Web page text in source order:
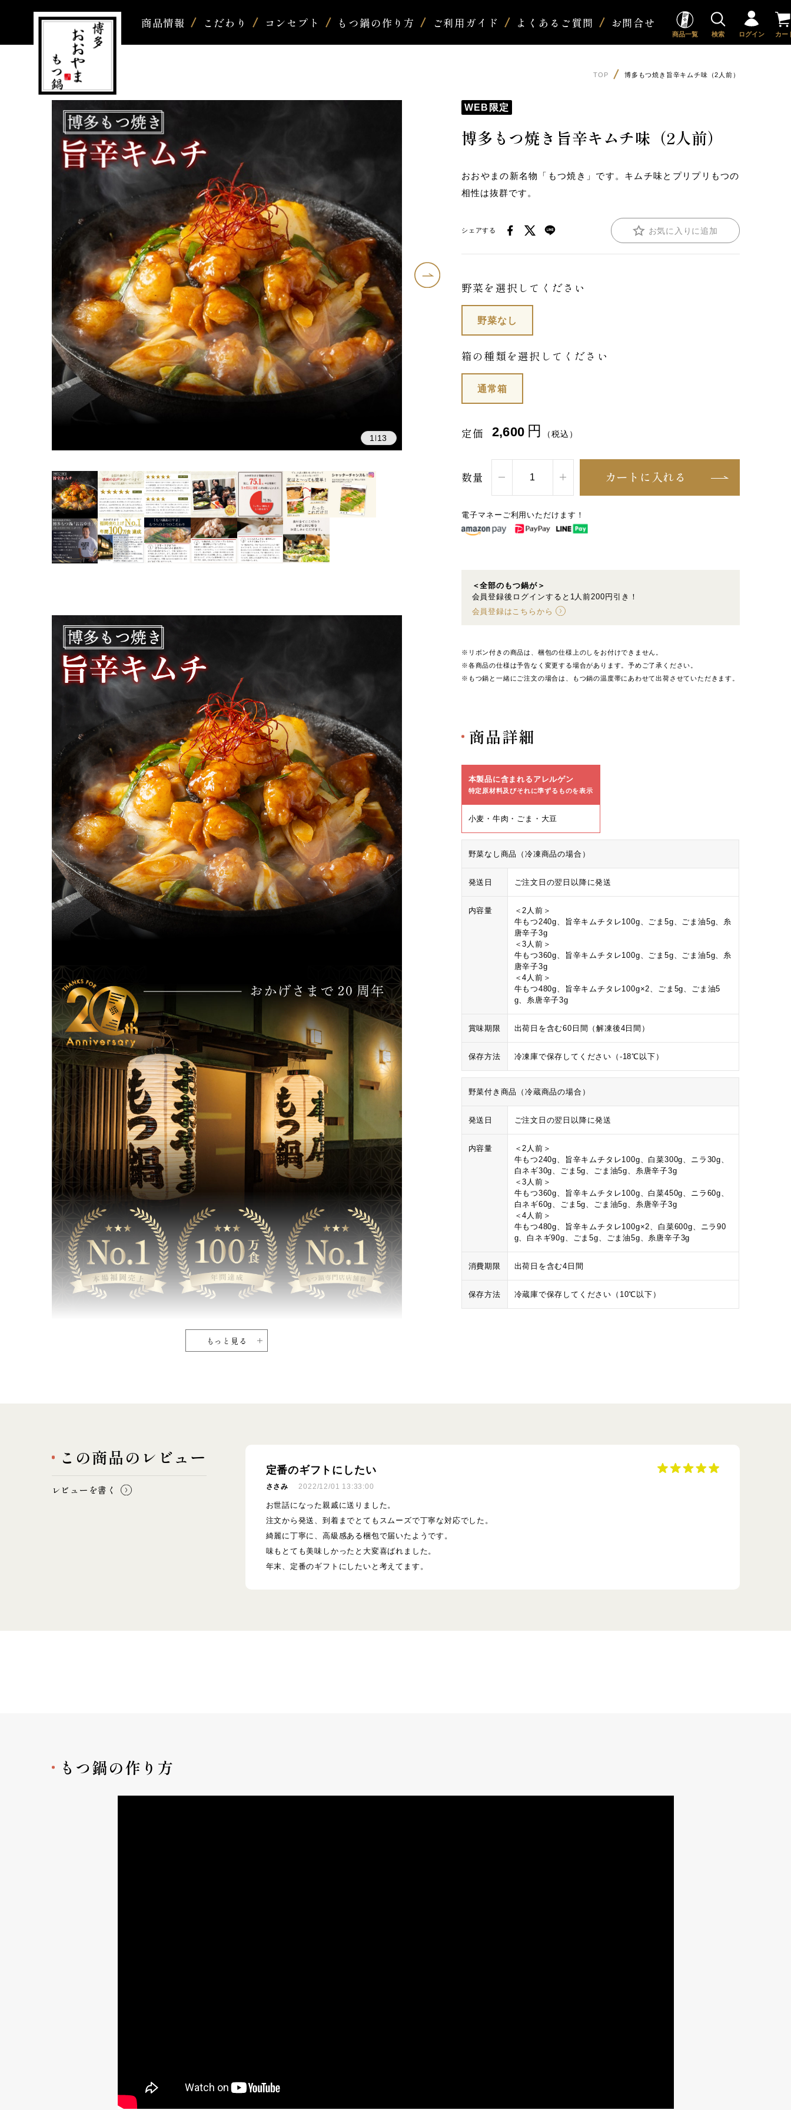
商品情報 こだわり コンセプト もつ鍋の作り方 ご利用ガイド よくあるご質問 お問合せ
商品一覧 検索 ログイン カー
TOP 博多もつ焼き旨辛キムチ味（2人前）
1 13
もっと見る
WEB限定
博多もつ焼き旨辛キムチ味（2人前）
おおやまの新名物「もつ焼き」です。キムチ味とプリプリもつの
相性は抜群です。
シェアする お気に入りに追加
野菜を選択してください
野菜なし
箱の種類を選択してください
通常箱
定価 2,600 円 （税込）
数量 カートに入れる
電子マネーご利用いただけます！
＜全部のもつ鍋が＞
会員登録後ログインすると1人前200円引き！
会員登録はこちらから
※リボン付きの商品は、梱包の仕様上のしをお付けできません。
※各商品の仕様は予告なく変更する場合があります。予めご了承ください。
※もつ鍋と一緒にご注文の場合は、もつ鍋の温度帯にあわせて出荷させていただきます。
商品詳細
本製品に含まれるアレルゲン
特定原材料及びそれに準ずるものを表示
小麦・牛肉・ごま・大豆
野菜なし商品（冷凍商品の場合）
発送日 ご注文日の翌日以降に発送
内容量
＜2人前＞
牛もつ240g、旨辛キムチタレ100g、ごま5g、ごま油5g、糸
唐辛子3g
＜3人前＞
牛もつ360g、旨辛キムチタレ100g、ごま5g、ごま油5g、糸
唐辛子3g
＜4人前＞
牛もつ480g、旨辛キムチタレ100g×2、ごま5g、ごま油5
g、糸唐辛子3g
賞味期限 出荷日を含む60日間（解凍後4日間）
保存方法 冷凍庫で保存してください（-18℃以下）
野菜付き商品（冷蔵商品の場合）
発送日 ご注文日の翌日以降に発送
内容量
＜2人前＞
牛もつ240g、旨辛キムチタレ100g、白菜300g、ニラ30g、
白ネギ30g、ごま5g、ごま油5g、糸唐辛子3g
＜3人前＞
牛もつ360g、旨辛キムチタレ100g、白菜450g、ニラ60g、
白ネギ60g、ごま5g、ごま油5g、糸唐辛子3g
＜4人前＞
牛もつ480g、旨辛キムチタレ100g×2、白菜600g、ニラ90
g、白ネギ90g、ごま5g、ごま油5g、糸唐辛子3g
消費期限 出荷日を含む4日間
保存方法 冷蔵庫で保存してください（10℃以下）
この商品のレビュー
レビューを書く
定番のギフトにしたい
ささみ 2022/12/01 13:33:00
お世話になった親戚に送りました。
注文から発送、到着までとてもスムーズで丁寧な対応でした。
綺麗に丁寧に、高級感ある梱包で届いたようです。
味もとても美味しかったと大変喜ばれました。
年末、定番のギフトにしたいと考えてます。
もつ鍋の作り方